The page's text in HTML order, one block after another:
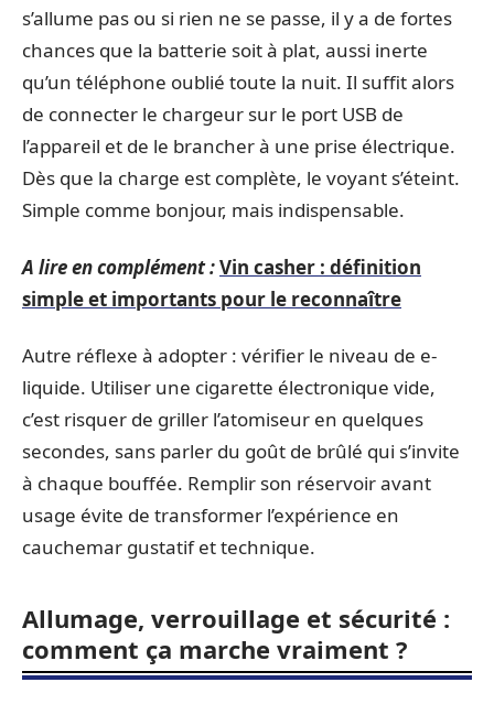
s’allume pas ou si rien ne se passe, il y a de fortes
chances que la batterie soit à plat, aussi inerte
qu’un téléphone oublié toute la nuit. Il suffit alors
de connecter le chargeur sur le port USB de
l’appareil et de le brancher à une prise électrique.
Dès que la charge est complète, le voyant s’éteint.
Simple comme bonjour, mais indispensable.
A lire en complément :Vin casher : définition
simple et importants pour le reconnaître
Autre réflexe à adopter : vérifier le niveau de e-
liquide. Utiliser une cigarette électronique vide,
c’est risquer de griller l’atomiseur en quelques
secondes, sans parler du goût de brûlé qui s’invite
à chaque bouffée. Remplir son réservoir avant
usage évite de transformer l’expérience en
cauchemar gustatif et technique.
Allumage, verrouillage et sécurité :
comment ça marche vraiment ?